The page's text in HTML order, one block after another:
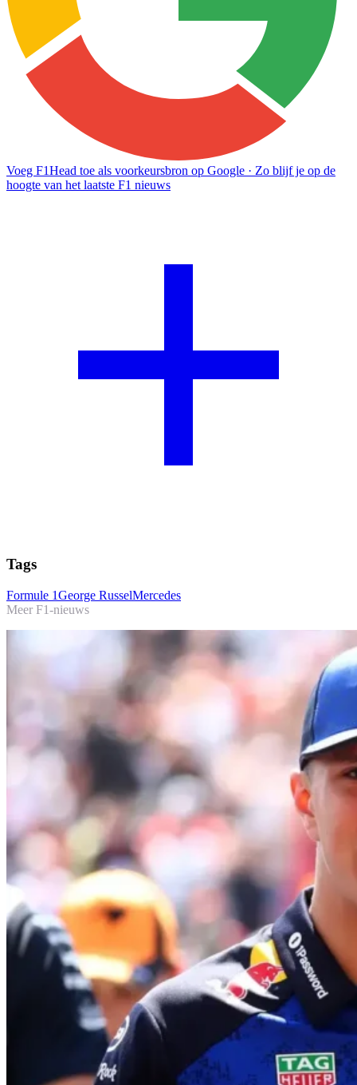
Voeg F1Head toe als voorkeursbron op Google · Zo blijf je op de
hoogte van het laatste F1 nieuws
Tags
Formule 1George RusselMercedes
Meer F1-nieuws